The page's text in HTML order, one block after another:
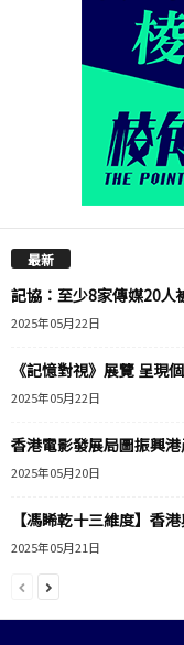
最新
記協：至少8家傳媒20人
2025年05月22日
《記憶對視》展覽 呈現
2025年05月22日
香港電影發展局圖振興
2025年05月20日
【馮睎乾十三維度】香
2025年05月21日